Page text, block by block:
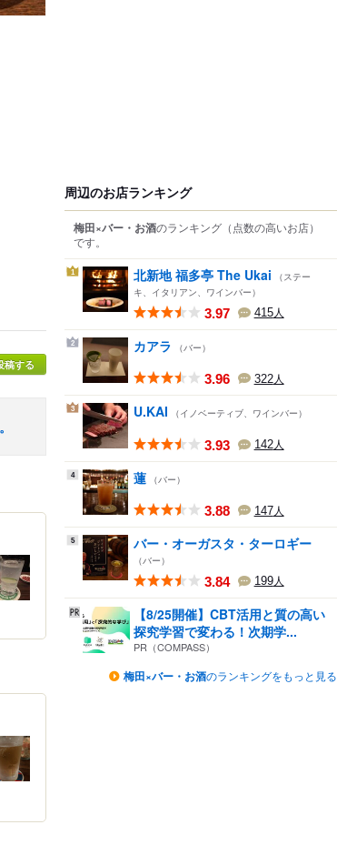
稿する
周辺のお店ランキング
梅田×バー・お酒のランキング （点数の高いお店）
です。
1 北新地 福多亭 The Ukai
（ステー
キ、イタリアン、ワインバー）
3.97 415人
2 カアラ （バー）
3.96 322人
3 U.KAI （イノベーティブ、ワインバー）
3.93 142人
4 蓮 （バー）
3.88 147人
5 バー・オーガスタ・ターロギー
（バー）
3.84 199人
【8/25開催】CBT活用と質の高い
探究学習で変わる！次期学...
PR（COMPASS）
梅田×バー・お酒のランキングをもっと見る